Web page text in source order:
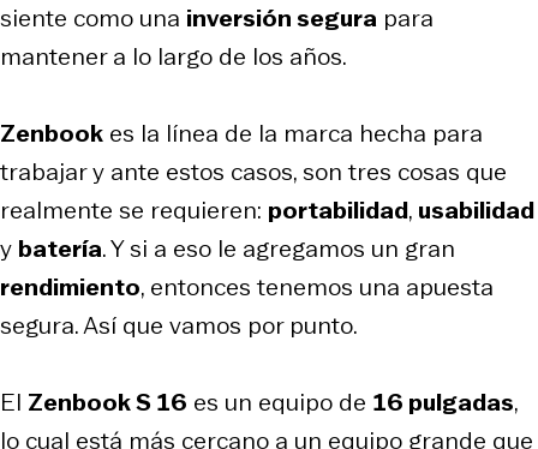
siente como una inversión segura para
mantener a lo largo de los años.
Zenbook es la línea de la marca hecha para
trabajar y ante estos casos, son tres cosas que
realmente se requieren: portabilidad, usabilidad
y batería. Y si a eso le agregamos un gran
rendimiento, entonces tenemos una apuesta
segura. Así que vamos por punto.
El Zenbook S 16 es un equipo de 16 pulgadas,
lo cual está más cercano a un equipo grande que